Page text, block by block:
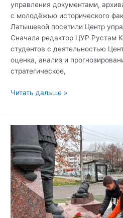
управления документами,
с молодёжью исторического
Латышевой посетили Центр
Сначала редактор ЦУР Рустам
студентов с деятельностью
оценка, анализ и
стратегическое,
Открытый
в
Центре
управления
регионом:
День
Героев
Отечества
Читать дальше »